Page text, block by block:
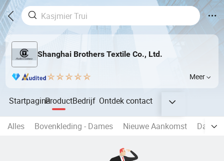
Shanghai Brothers Textile Co., Ltd.
Meer
StartpaginaProductBedrijf Ontdekcontact
Alles Bovenkleding - Dames Nieuwe Aankomst